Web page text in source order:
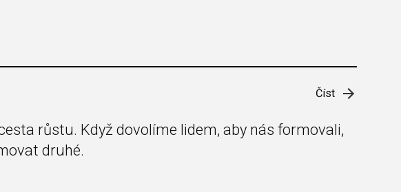
Číst
růstu. Když dovolíme lidem, aby nás formovali,
druhé.